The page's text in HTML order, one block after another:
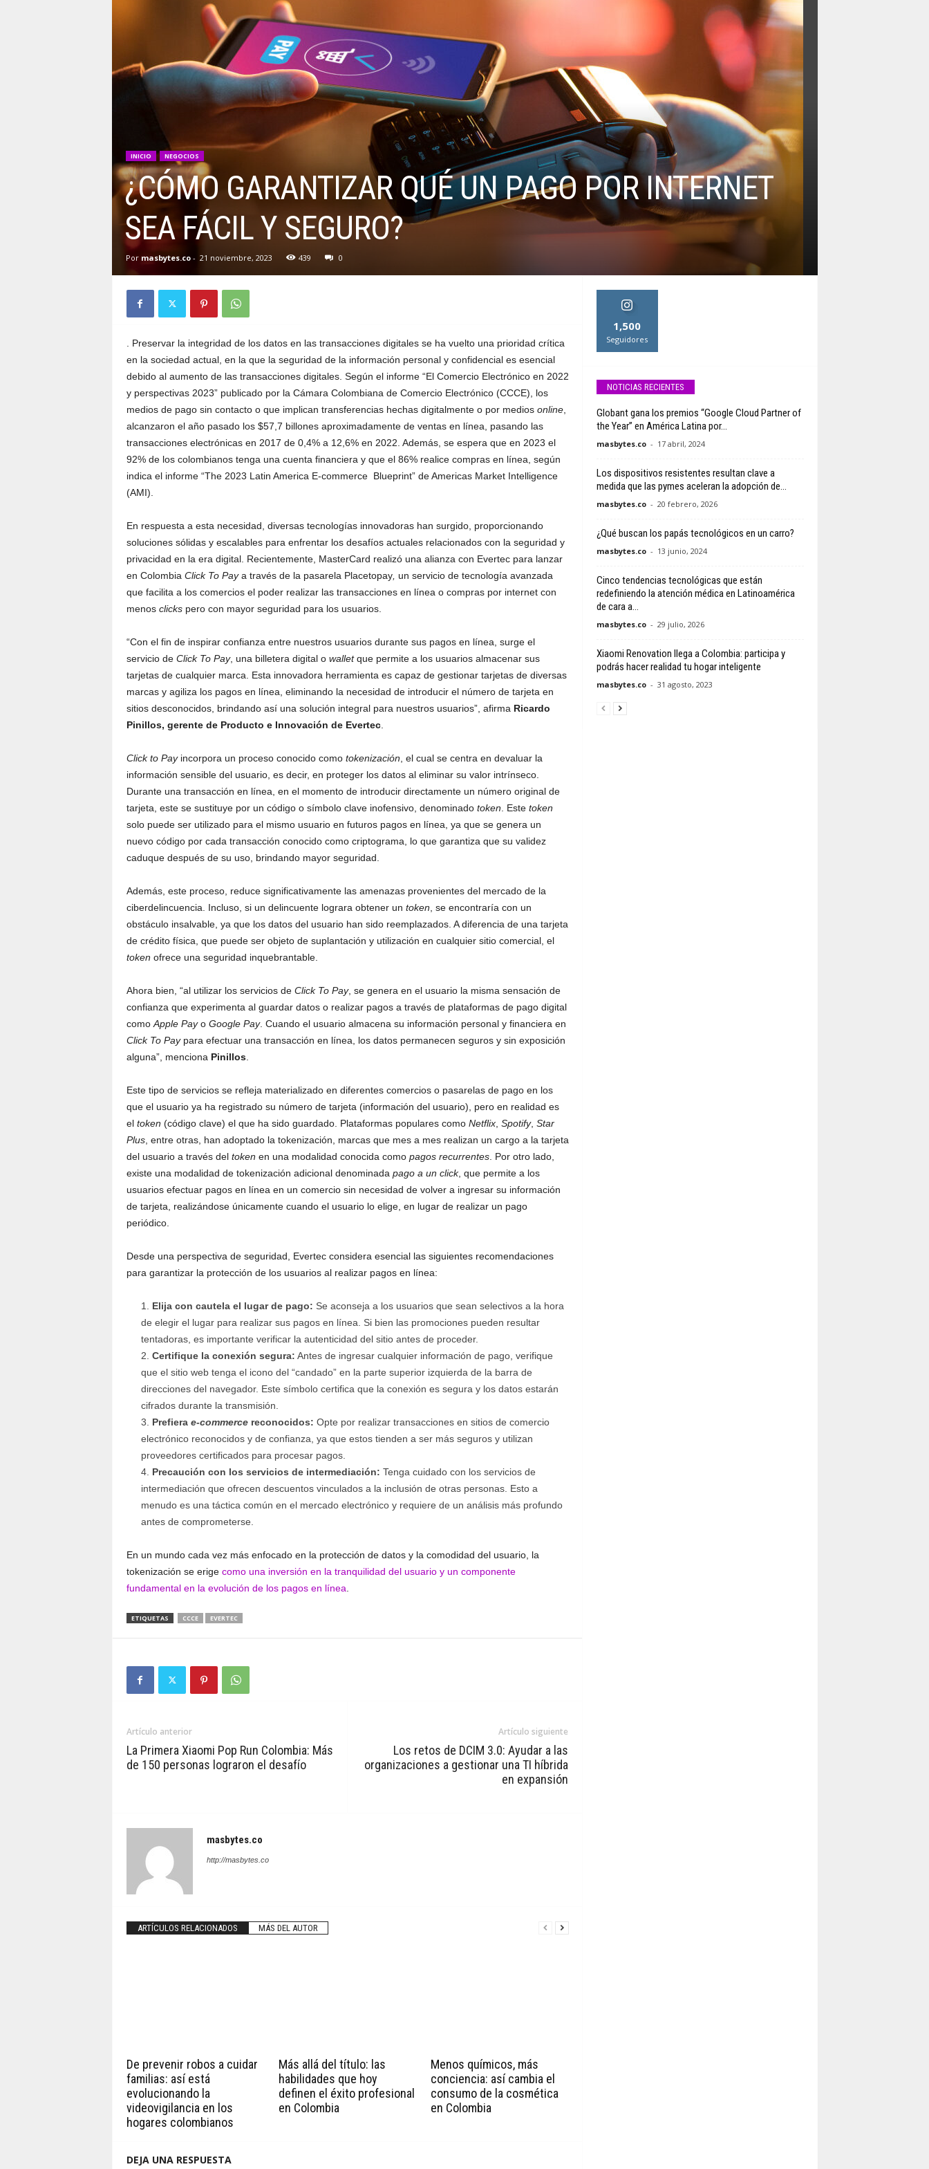
INICIO NEGOCIOS
¿CÓMO GARANTIZAR QUÉ UN PAGO POR INTERNET
SEA FÁCIL Y SEGURO?
Por masbytes.co- 21 noviembre, 2023 439 0
. Preservar la integridad de los datos en las transacciones digitales se ha vuelto una prioridad crítica
en la sociedad actual, en la que la seguridad de la información personal y confidencial es esencial
debido al aumento de las transacciones digitales. Según el informe “El Comercio Electrónico en 2022
y perspectivas 2023” publicado por la Cámara Colombiana de Comercio Electrónico (CCCE), los
medios de pago sin contacto o que implican transferencias hechas digitalmente o por medios online,
alcanzaron el año pasado los $57,7 billones aproximadamente de ventas en línea, pasando las
transacciones electrónicas en 2017 de 0,4% a 12,6% en 2022. Además, se espera que en 2023 el
92% de los colombianos tenga una cuenta financiera y que el 86% realice compras en línea, según
indica el informe “The 2023 Latin America E-commerce Blueprint” de Americas Market Intelligence
(AMI).
En respuesta a esta necesidad, diversas tecnologías innovadoras han surgido, proporcionando
soluciones sólidas y escalables para enfrentar los desafíos actuales relacionados con la seguridad y
privacidad en la era digital. Recientemente, MasterCard realizó una alianza con Evertec para lanzar
en Colombia Click To Paya través de la pasarela Placetopay, un servicio de tecnología avanzada
que facilita a los comercios el poder realizar las transacciones en línea o compras por internet con
menos clickspero con mayor seguridad para los usuarios.
“Con el fin de inspirar confianza entre nuestros usuarios durante sus pagos en línea, surge el
servicio de Click To Pay, una billetera digital o walletque permite a los usuarios almacenar sus
tarjetas de cualquier marca. Esta innovadora herramienta es capaz de gestionar tarjetas de diversas
marcas y agiliza los pagos en línea, eliminando la necesidad de introducir el número de tarjeta en
sitios desconocidos, brindando así una solución integral para nuestros usuarios”, afirma Ricardo
Pinillos, gerente de Producto e Innovación de Evertec.
Click to Pay incorpora un proceso conocido como tokenización , el cual se centra en devaluar la
información sensible del usuario, es decir, en proteger los datos al eliminar su valor intrínseco.
Durante una transacción en línea, en el momento de introducir directamente un número original de
tarjeta, este se sustituye por un código o símbolo clave inofensivo, denominado token . Este token
solo puede ser utilizado para el mismo usuario en futuros pagos en línea, ya que se genera un
nuevo código por cada transacción conocido como criptograma, lo que garantiza que su validez
caduque después de su uso, brindando mayor seguridad.
Además, este proceso, reduce significativamente las amenazas provenientes del mercado de la
ciberdelincuencia. Incluso, si un delincuente lograra obtener un token , se encontraría con un
obstáculo insalvable, ya que los datos del usuario han sido reemplazados. A diferencia de una tarjeta
de crédito física, que puede ser objeto de suplantación y utilización en cualquier sitio comercial, el
token ofrece una seguridad inquebrantable.
Ahora bien, “al utilizar los servicios de Click To Pay, se genera en el usuario la misma sensación de
confianza que experimenta al guardar datos o realizar pagos a través de plataformas de pago digital
como Apple Payo Google Pay. Cuando el usuario almacena su información personal y financiera en
Click To Paypara efectuar una transacción en línea, los datos permanecen seguros y sin exposición
alguna”, menciona Pinillos.
Este tipo de servicios se refleja materializado en diferentes comercios o pasarelas de pago en los
que el usuario ya ha registrado su número de tarjeta (información del usuario), pero en realidad es
el token (código clave) el que ha sido guardado. Plataformas populares como Netflix, Spotify, Star
Plus, entre otras, han adoptado la tokenización, marcas que mes a mes realizan un cargo a la tarjeta
del usuario a través del token en una modalidad conocida como pagos recurrentes. Por otro lado,
existe una modalidad de tokenización adicional denominada pago a un click, que permite a los
usuarios efectuar pagos en línea en un comercio sin necesidad de volver a ingresar su información
de tarjeta, realizándose únicamente cuando el usuario lo elige, en lugar de realizar un pago
periódico.
Desde una perspectiva de seguridad, Evertec considera esencial las siguientes recomendaciones
para garantizar la protección de los usuarios al realizar pagos en línea:
Elija con cautela el lugar de pago: Se aconseja a los usuarios que sean selectivos a la hora
de elegir el lugar para realizar sus pagos en línea. Si bien las promociones pueden resultar
tentadoras, es importante verificar la autenticidad del sitio antes de proceder.
Certifique la conexión segura: Antes de ingresar cualquier información de pago, verifique
que el sitio web tenga el icono del “candado” en la parte superior izquierda de la barra de
direcciones del navegador. Este símbolo certifica que la conexión es segura y los datos estarán
cifrados durante la transmisión.
Prefiera e-commercereconocidos: Opte por realizar transacciones en sitios de comercio
electrónico reconocidos y de confianza, ya que estos tienden a ser más seguros y utilizan
proveedores certificados para procesar pagos.
Precaución con los servicios de intermediación: Tenga cuidado con los servicios de
intermediación que ofrecen descuentos vinculados a la inclusión de otras personas. Esto a
menudo es una táctica común en el mercado electrónico y requiere de un análisis más profundo
antes de comprometerse.
En un mundo cada vez más enfocado en la protección de datos y la comodidad del usuario, la
tokenización se erige como una inversión en la tranquilidad del usuario y un componente
fundamental en la evolución de los pagos en línea
ETIQUETAS CCCE EVERTEC
Artículo anterior
La Primera Xiaomi Pop Run Colombia: Más
de 150 personas lograron el desafío
Artículo siguiente
Los retos de DCIM 3.0: Ayudar a las
organizaciones a gestionar una TI híbrida
en expansión
masbytes.co
http://masbytes.co
ARTÍCULOS RELACIONADOS MÁS DEL AUTOR
De prevenir robos a cuidar
familias: así está
evolucionando la
videovigilancia en los
hogares colombianos
Más allá del título: las
habilidades que hoy
definen el éxito profesional
en Colombia
Menos químicos, más
conciencia: así cambia el
consumo de la cosmética
en Colombia
DEJA UNA RESPUESTA
1,500
Seguidores
NOTICIAS RECIENTES
Globant gana los premios “Google Cloud Partner of
the Year” en América Latina por...
masbytes.co - 17 abril, 2024
Los dispositivos resistentes resultan clave a
medida que las pymes aceleran la adopción de...
masbytes.co - 20 febrero, 2026
¿Qué buscan los papás tecnológicos en un carro?
masbytes.co - 13 junio, 2024
Cinco tendencias tecnológicas que están
redefiniendo la atención médica en Latinoamérica
de cara a...
masbytes.co - 29 julio, 2026
Xiaomi Renovation llega a Colombia: participa y
podrás hacer realidad tu hogar inteligente
masbytes.co - 31 agosto, 2023